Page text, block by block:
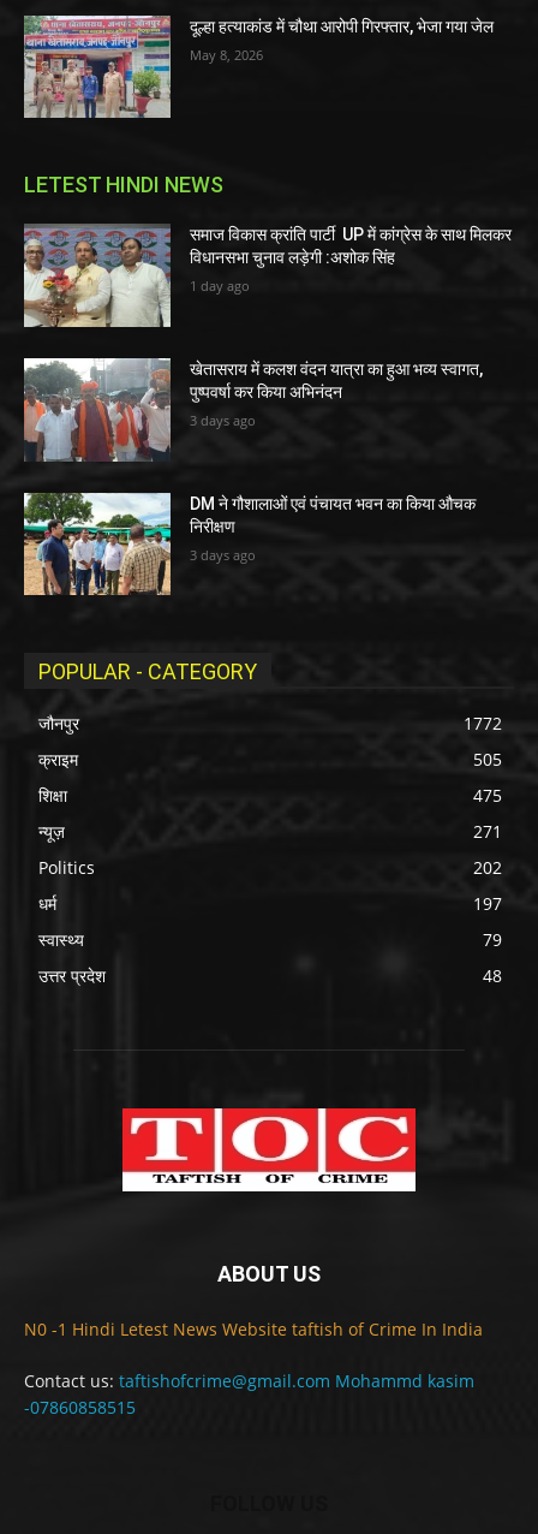
दूल्हा हत्याकांड में चौथा आरोपी गिरफ्तार, भेजा गया जेल
May 8, 2026
LETEST HINDI NEWS
समाज विकास क्रांति पार्टी UP में कांग्रेस के साथ मिलकर
विधानसभा चुनाव लड़ेगी :अशोक सिंह
1 day ago
खेतासराय में कलश वंदन यात्रा का हुआ भव्य स्वागत,
पुष्पवर्षा कर किया अभिनंदन
3 days ago
DM ने गौशालाओं एवं पंचायत भवन का किया औचक
निरीक्षण
3 days ago
POPULAR - CATEGORY
जौनपुर
1772
क्राइम
505
शिक्षा
475
न्यूज़
271
Politics
202
धर्म
197
स्वास्थ्य
79
उत्तर प्रदेश
48
ABOUT US
N0 -1 Hindi Letest News Website taftish of Crime In India
Contact us: taftishofcrime@gmail.com Mohammd kasim
-07860858515